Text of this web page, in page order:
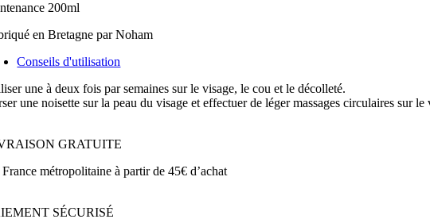
200ml
en Bretagne par Noham
Conseils d'utilisation
une à deux fois par semaines sur le visage, le cou et le décolleté.
une noisette sur la peau du visage et effectuer de léger massages circulaires sur le
GRATUITE
métropolitaine à partir de 45€ d’achat
SÉCURISÉ